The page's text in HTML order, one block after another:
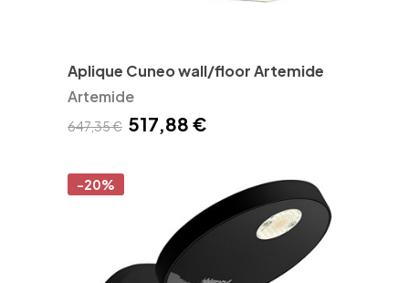
Aplique Cuneo wall/floor Artemide
Artemide
647,35 € 517,88 €
-20%